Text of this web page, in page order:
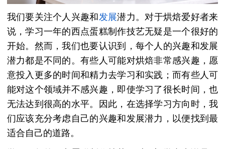
我们要关注个人兴趣和发展潜力。对于烘焙爱好者来
说，学习一年的西点蛋糕制作技艺无疑是一个很好的
开始。然而，我们也要认识到，每个人的兴趣和发展
潜力都是不同的。有些人可能对烘焙非常感兴趣，愿
意投入更多的时间和精力去学习和实践；而有些人可
能对这个领域并不感兴趣，即使学习了很长时间，也
无法达到很高的水平。因此，在选择学习方向时，我
们应该充分考虑自己的兴趣和发展潜力，以便找到最
适合自己的道路。